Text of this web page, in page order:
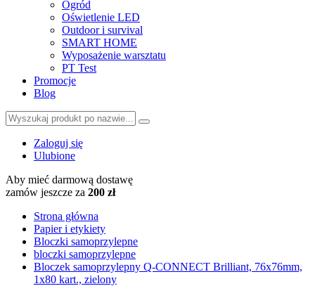
Ogród
Oświetlenie LED
Outdoor i survival
SMART HOME
Wyposażenie warsztatu
PT Test
Promocje
Blog
Zaloguj się
Ulubione
Aby mieć darmową dostawę
zamów jeszcze za 200 zł
Strona główna
Papier i etykiety
Bloczki samoprzylepne
bloczki samoprzylepne
Bloczek samoprzylepny Q-CONNECT Brilliant, 76x76mm,
1x80 kart., zielony